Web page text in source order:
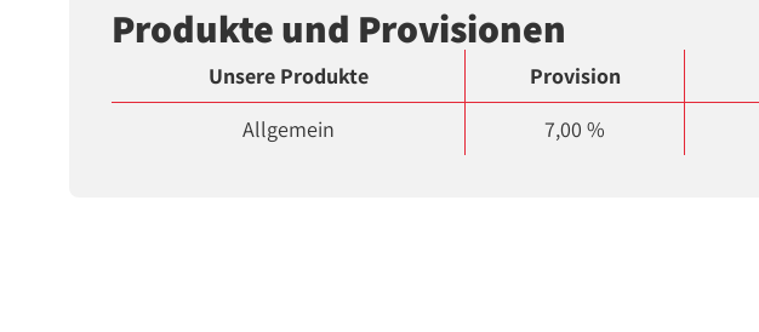
Produkte und Provisionen
Unsere Produkte Provision
Allgemein
7,00 %